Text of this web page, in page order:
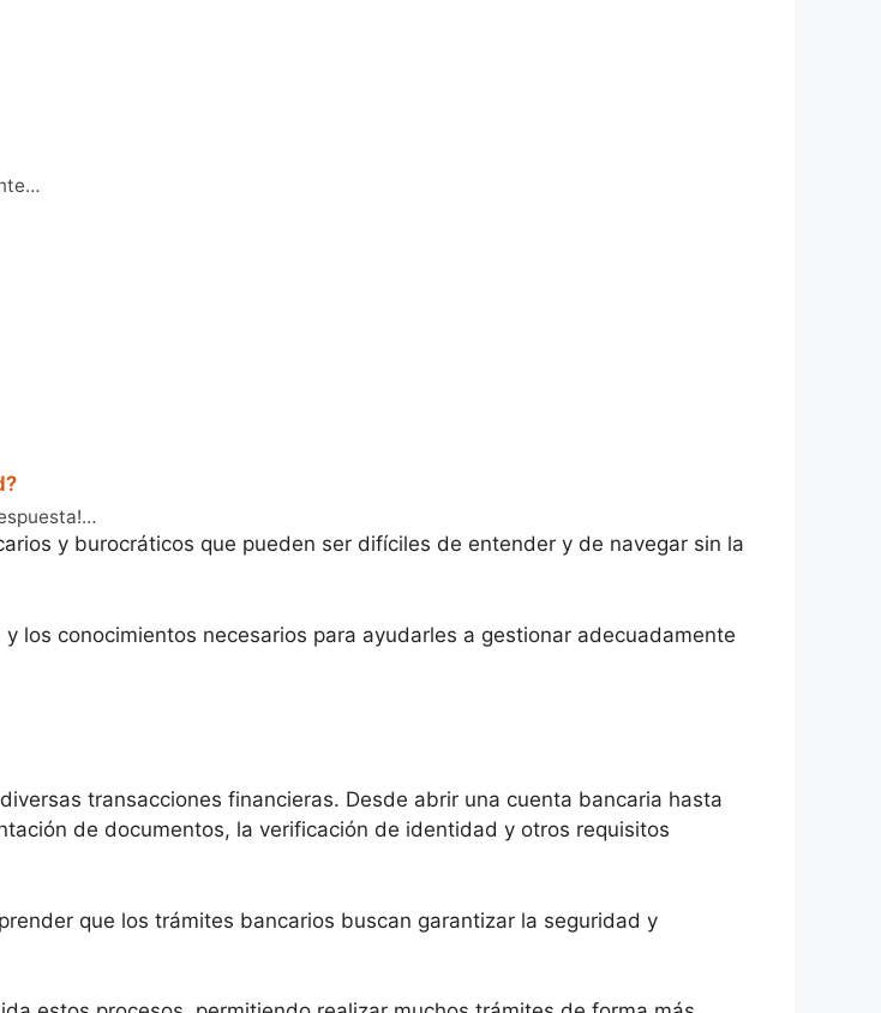
y burocráticos que pueden ser difíciles de entender y de navegar sin la
los conocimientos necesarios para ayudarles a gestionar adecuadamente
transacciones financieras. Desde abrir una cuenta bancaria hasta
de documentos, la verificación de identidad y otros requisitos
que los trámites bancarios buscan garantizar la seguridad y